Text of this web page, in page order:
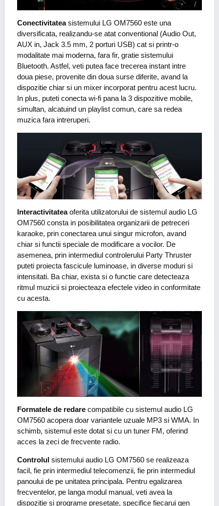
Conectivitateasistemului LG OM7560 este una
diversificata, realizandu-se atat conventional (Audio Out,
AUX in, Jack 3.5 mm, 2 porturi USB) cat si printr-o
modalitate mai moderna, fara fir, gratie sistemului
Bluetooth. Astfel, veti putea face trecerea instant intre
doua piese, provenite din doua surse diferite, avand la
dispozitie chiar si un mixer incorporat pentru acest lucru.
In plus, puteti conecta wi-fi pana la 3 dispozitive mobile,
simultan, alcatuind un playlist comun, care sa redea
muzica fara intreruperi.
Interactivitateaoferita utilizatorului de sistemul audio LG
OM7560 consta in posibilitatea organizarii de petreceri
karaoke, prin conectarea unui singur microfon, avand
chiar si functii speciale de modificare a vocilor. De
asemenea, prin intermediul controlerului Party Thruster
puteti proiecta fascicule luminoase, in diverse moduri si
intensitati. Ba chiar, exista si o functie care detecteaza
ritmul muzicii si proiecteaza efectele video in conformitate
cu acesta.
Formatele de redare compatibile cu sistemul audio LG
OM7560 acopera doar variantele uzuale MP3 si WMA. In
schimb, sistemul este dotat si cu un tuner FM, oferind
acces la zeci de frecvente radio.
Controlul sistemului audio LG OM7560 se realizeaza
facil, fie prin intermediul telecomenzii, fie prin intermediul
panoului de pe unitatea principala. Pentru egalizarea
frecventelor, pe langa modul manual, veti avea la
dispozitie si programe presetate, specifice fiecarui gen